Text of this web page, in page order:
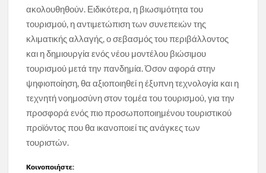
ακολουθηθούν. Ειδικότερα, η βιωσιμότητα του
τουρισμού, η αντιμετώπιση των συνεπειών της
κλιματικής αλλαγής, ο σεβασμός του περιβάλλοντος
και η δημιουργία ενός νέου μοντέλου βιώσιμου
τουρισμού μετά την πανδημία. Όσον αφορά στην
ψηφιοποίηση, θα αξιοποιηθεί η έξυπνη τεχνολογία και η
τεχνητή νοημοσύνη στον τομέα του τουρισμού, για την
προσφορά ενός πιο προσωποποιημένου τουριστικού
προϊόντος που θα ικανοποιεί τις ανάγκες των
τουριστών.
Κοινοποιήστε: